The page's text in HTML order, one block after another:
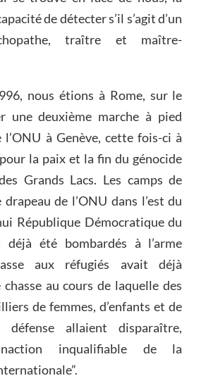
de détecter s’il s’agit d’un
traître et maître-
nous étions à Rome, sur le
une deuxième marche à pied
l’ONU à Genève, cette fois-ci à
la paix et la fin du génocide
Grands Lacs. Les camps de
de l’ONU dans l’est du
République Démocratique du
déjà été bombardés à l’arme
aux réfugiés avait déjà
chasse au cours de laquelle des
de femmes, d’enfants et de
défense allaient disparaître,
inqualifiable de la